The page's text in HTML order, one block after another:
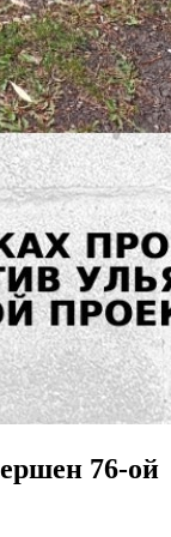
76-ой